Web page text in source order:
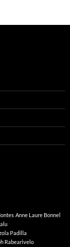
Anne Laure Bonnel
Padilla
Rabearivelo